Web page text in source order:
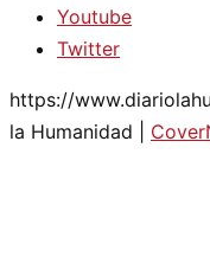
Youtube
Twitter
https://
la Humanidad